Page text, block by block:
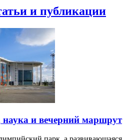
и публикации
наука и вечерний маршрут